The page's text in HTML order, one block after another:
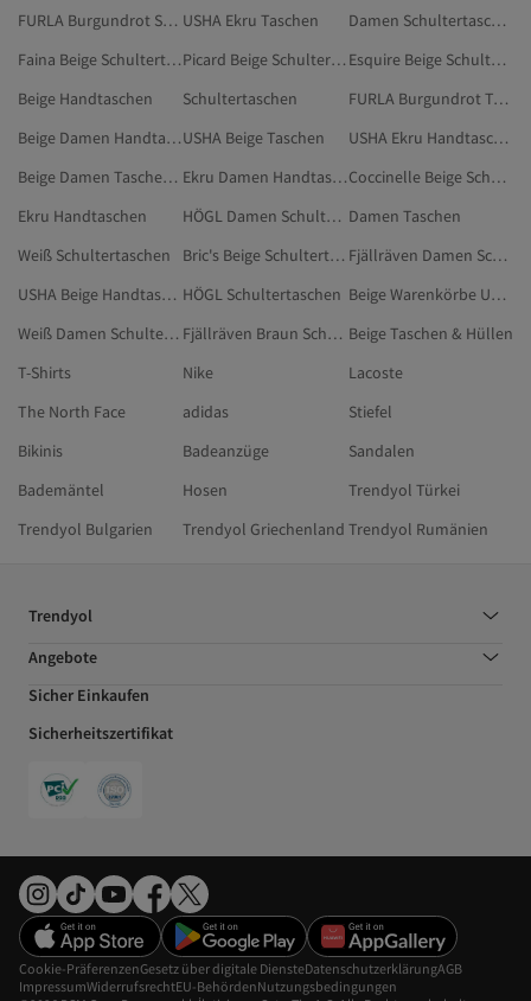
FURLA Burgundrot Schultertaschen USHA Ekru Taschen
Damen Schultertaschen
Faina Beige Schultertaschen
Picard Beige Schultertaschen
Esquire Beige Schultertaschen
Beige Handtaschen
Schultertaschen
FURLA Burgundrot Taschen
Beige Damen HandtaschenUSHA Beige Taschen
USHA Ekru Handtaschen
Beige Damen Taschen & Hüllen
Ekru Damen Handtaschen
Coccinelle Beige Schultertaschen
Ekru Handtaschen
HÖGL Damen Schultertaschen Damen Taschen
Weiß Schultertaschen
Bric's Beige Schultertaschen
Fjällräven Damen Schultertaschen
USHA Beige Handtaschen HÖGL Schultertaschen
Beige Warenkörbe Und Einkaufstaschen
Weiß Damen Schultertaschen
Fjällräven Braun Schultertaschen Beige Taschen & Hüllen
T-Shirts
Nike
Lacoste
The North Face
adidas
Stiefel
Bikinis
Badeanzüge
Sandalen
Bademäntel
Hosen
Trendyol Türkei
Trendyol Bulgarien
Trendyol Griechenland Trendyol Rumänien
Trendyol
Angebote
Sicher Einkaufen
Sicherheitszertifikat
Cookie-PräferenzenGesetz über digitale DiensteDatenschutzerklärungAGB
ImpressumWiderrufsrechtEU-BehördenNutzungsbedingungen